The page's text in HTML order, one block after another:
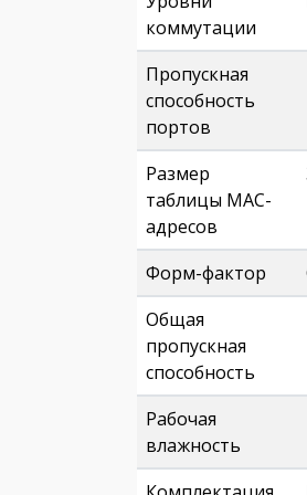
коммутации
Пропускная
способность
портов
Размер
таблицы MAC-
адресов
Форм-фактор
Общая
пропускная
способность
Рабочая
влажность